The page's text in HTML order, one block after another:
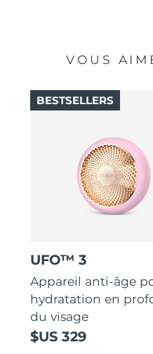
VOUS
UFO™ 3
Appareil anti-âge
hydratation en
du visage
$US 329
BESTSELLERS